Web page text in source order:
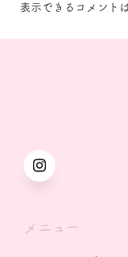
表示できるコメント
メニュー